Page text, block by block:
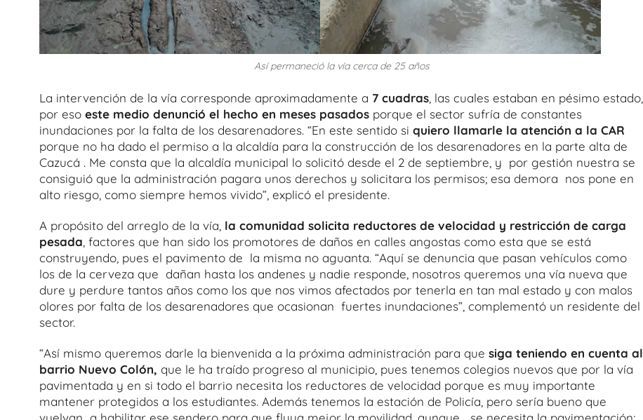
Así permaneció la vía cerca de 25 años
La intervención de la vía corresponde aproximadamente a 7 cuadras , las cuales estaban en pésimo estado,
por eso este medio denunció el hecho en meses pasados porque el sector sufría de constantes
inundaciones por la falta de los desarenadores. “En este sentido si quiero llamarle la atención a la CAR
porque no ha dado el permiso a la alcaldía para la construcción de los desarenadores en la parte alta de
Cazucá . Me consta que la alcaldía municipal lo solicitó desde el 2 de septiembre, y por gestión nuestra se
consiguió que la administración pagara unos derechos y solicitara los permisos; esa demora nos pone en
alto riesgo, como siempre hemos vivido”, explicó el presidente.
A propósito del arreglo de la vía, la comunidad solicita reductores de velocidad y restricción de carga
pesada , factores que han sido los promotores de daños en calles angostas como esta que se está
construyendo, pues el pavimento de la misma no aguanta. “Aquí se denuncia que pasan vehículos como
los de la cerveza que dañan hasta los andenes y nadie responde, nosotros queremos una vía nueva que
dure y perdure tantos años como los que nos vimos afectados por tenerla en tan mal estado y con malos
olores por falta de los desarenadores que ocasionan fuertes inundaciones”, complementó un residente del
sector.
“Así mismo queremos darle la bienvenida a la próxima administración para que siga teniendo en cuenta al
barrio Nuevo Colón, que le ha traído progreso al municipio, pues tenemos colegios nuevos que por la vía
pavimentada y en si todo el barrio necesita los reductores de velocidad porque es muy importante
mantener protegidos a los estudiantes. Además tenemos la estación de Policía, pero sería bueno que